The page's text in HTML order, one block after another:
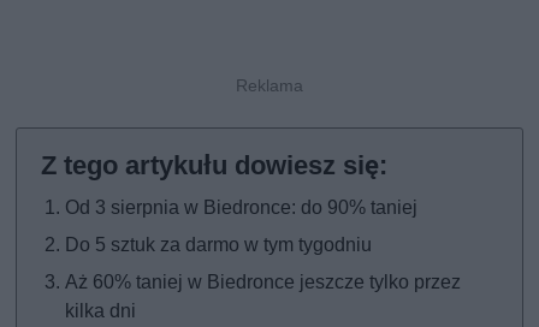
Od 3 sierpnia w Biedronce: do 90% taniej
Do 5 sztuk za darmo w tym tygodniu
Aż 60% taniej w Biedronce jeszcze tylko przez
kilka dni